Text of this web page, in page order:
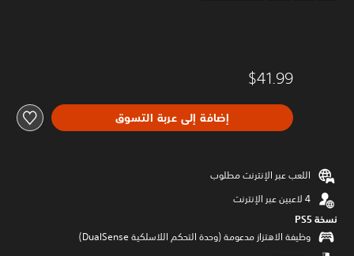
$41.99
إضافة إلى عربة التسوق
اللعب عبر الإنترنت مطلوب
نسخة PS5‏
وظيفة الاهتزاز مدعومة (وحدة التحكم اللاسلكية DualSense‏)